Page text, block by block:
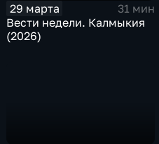
29 марта
31 мин
Вести недели. Калмыкия
(2026)